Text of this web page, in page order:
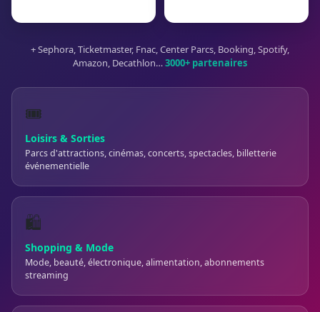
+ Sephora, Ticketmaster, Fnac, Center Parcs, Booking, Spotify,
Amazon, Decathlon…3000+ partenaires
🎟️
Loisirs & Sorties
Parcs d'attractions, cinémas, concerts, spectacles, billetterie
événementielle
🛍️
Shopping & Mode
Mode, beauté, électronique, alimentation, abonnements
streaming